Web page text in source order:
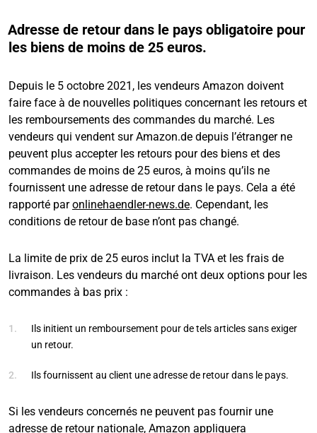
Adresse de retour dans le pays obligatoire pour
les biens de moins de 25 euros.
Depuis le 5 octobre 2021, les vendeurs Amazon doivent
faire face à de nouvelles politiques concernant les retours et
les remboursements des commandes du marché. Les
vendeurs qui vendent sur Amazon.de depuis l’étranger ne
peuvent plus accepter les retours pour des biens et des
commandes de moins de 25 euros, à moins qu’ils ne
fournissent une adresse de retour dans le pays. Cela a été
rapporté paronlinehaendler-news.de. Cependant, les
conditions de retour de base n’ont pas changé.
La limite de prix de 25 euros inclut la TVA et les frais de
livraison. Les vendeurs du marché ont deux options pour les
commandes à bas prix :
Ils initient un remboursement pour de tels articles sans exiger
un retour.
Ils fournissent au client une adresse de retour dans le pays.
Si les vendeurs concernés ne peuvent pas fournir une
adresse de retour nationale, Amazon appliquera